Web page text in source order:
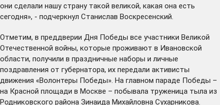
они сделали нашу страну такой великой, какая она есть
сегодня», - подчеркнул Станислав Воскресенский.
Отметим, в преддверии Дня Победы все участники Великой
Отечественной войны, которые проживают в Ивановской
области, получили в праздничные наборы и личные
поздравления от губернатора, их передали активисты
движения «Волонтеры Победы». На главном параде Победы –
на Красной площади в Москве – побывала труженица тыла из
Родниковского района Зинаида Михайловна Сухарникова.